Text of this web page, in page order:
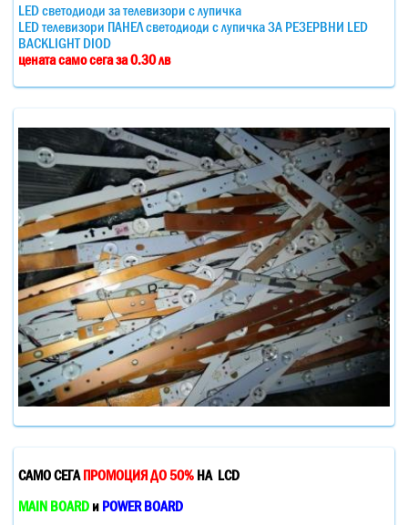
LED светодиоди за телевизори с лупичка
LED телевизори ПАНЕЛ светодиоди с лупичка ЗА РЕЗЕРВНИ LED
BACKLIGHT DIOD
цената само сега за 0.30 лв
САМО СЕГАПРОМОЦИЯ ДО 50% НА LCD
MAIN BOARD и POWER BOARD